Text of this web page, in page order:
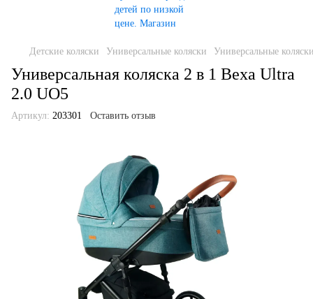
Детские коляски Универсальные коляски Универсальные
Универсальная коляска 2 в 1 Bexa Ultra
2.0 UO5
Артикул: 203301 Оставить отзыв